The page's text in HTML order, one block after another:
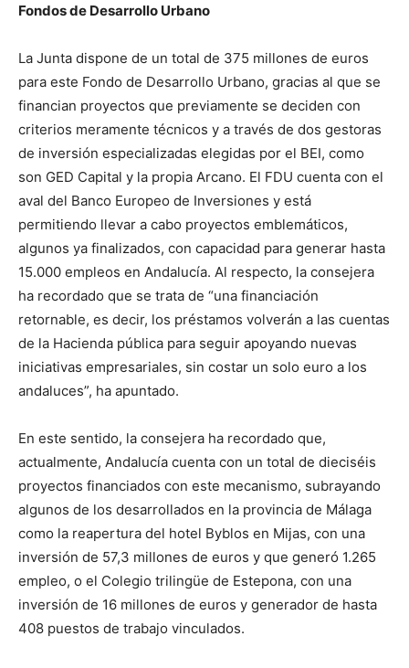
Fondos de Desarrollo Urbano
La Junta dispone de un total de 375 millones de euros
para este Fondo de Desarrollo Urbano, gracias al que se
financian proyectos que previamente se deciden con
criterios meramente técnicos y a través de dos gestoras
de inversión especializadas elegidas por el BEI, como
son GED Capital y la propia Arcano. El FDU cuenta con el
aval del Banco Europeo de Inversiones y está
permitiendo llevar a cabo proyectos emblemáticos,
algunos ya finalizados, con capacidad para generar hasta
15.000 empleos en Andalucía. Al respecto, la consejera
ha recordado que se trata de “una financiación
retornable, es decir, los préstamos volverán a las cuentas
de la Hacienda pública para seguir apoyando nuevas
iniciativas empresariales, sin costar un solo euro a los
andaluces”, ha apuntado.
En este sentido, la consejera ha recordado que,
actualmente, Andalucía cuenta con un total de dieciséis
proyectos financiados con este mecanismo, subrayando
algunos de los desarrollados en la provincia de Málaga
como la reapertura del hotel Byblos en Mijas, con una
inversión de 57,3 millones de euros y que generó 1.265
empleo, o el Colegio trilingüe de Estepona, con una
inversión de 16 millones de euros y generador de hasta
408 puestos de trabajo vinculados.